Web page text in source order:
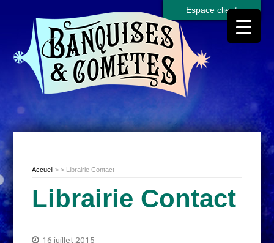
Espace client
Accueil > > Librairie Contact
Librairie Contact
16 juillet 2015